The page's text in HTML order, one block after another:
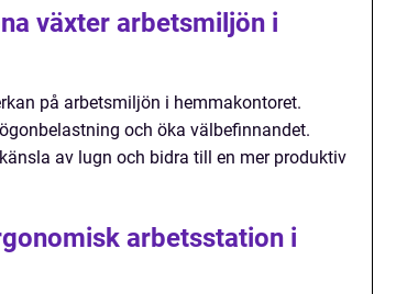
växter arbetsmiljön i
på arbetsmiljön i hemmakontoret.
och öka välbefinnandet.
av lugn och bidra till en mer produktiv
arbetsstation i